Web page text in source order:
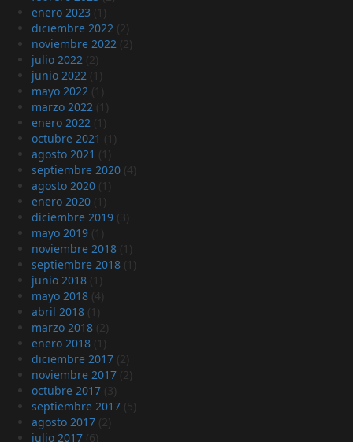
enero 2023 (1)
diciembre 2022 (2)
noviembre 2022 (2)
julio 2022 (2)
junio 2022 (1)
mayo 2022 (1)
marzo 2022 (1)
enero 2022 (1)
octubre 2021 (1)
agosto 2021 (1)
septiembre 2020 (4)
agosto 2020 (1)
enero 2020 (1)
diciembre 2019 (3)
mayo 2019 (1)
noviembre 2018 (1)
septiembre 2018 (1)
junio 2018 (1)
mayo 2018 (4)
abril 2018 (1)
marzo 2018 (2)
enero 2018 (1)
diciembre 2017 (2)
noviembre 2017 (2)
octubre 2017 (3)
septiembre 2017 (5)
agosto 2017 (2)
julio 2017 (6)